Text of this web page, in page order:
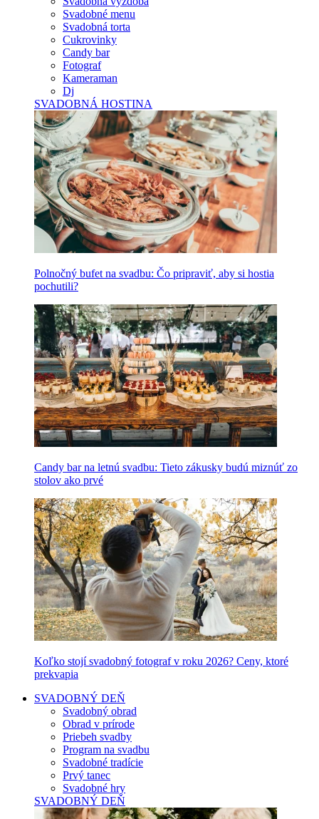
Svadobné menu
Svadobná torta
Cukrovinky
Candy bar
Fotograf
Kameraman
Dj
SVADOBNÁ HOSTINA
Polnočný bufet na svadbu: Čo pripraviť, aby si hostia
pochutili?
Candy bar na letnú svadbu: Tieto zákusky budú miznúť zo
stolov ako prvé
Koľko stojí svadobný fotograf v roku 2026? Ceny, ktoré
prekvapia
SVADOBNÝ DEŇ
Svadobný obrad
Obrad v prírode
Priebeh svadby
Program na svadbu
Svadobné tradície
Prvý tanec
Svadobné hry
SVADOBNÝ DEŇ